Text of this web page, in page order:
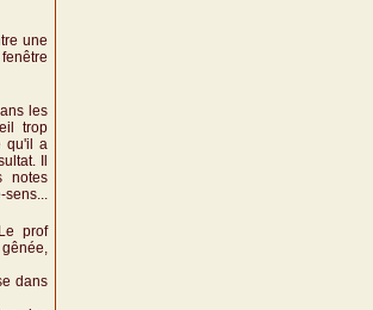
une
les
trop
qu'il a
Il
notes
prof
dans